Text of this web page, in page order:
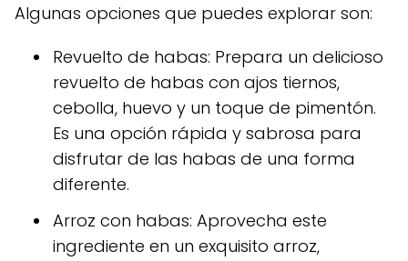
Algunas opciones que puedes explorar son:
Revuelto de habas: Prepara un delicioso
revuelto de habas con ajos tiernos,
cebolla, huevo y un toque de pimentón.
Es una opción rápida y sabrosa para
disfrutar de las habas de una forma
diferente.
Arroz con habas: Aprovecha este
ingrediente en un exquisito arroz,